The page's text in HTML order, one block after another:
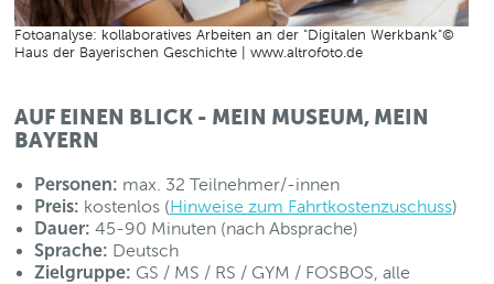
Fotoanalyse: kollaboratives Arbeiten an der "Digitalen Werkbank"©
Haus der Bayerischen Geschichte | www.altrofoto.de
AUF EINEN BLICK - MEIN MUSEUM, MEIN
BAYERN
Personen: max. 32 Teilnehmer/-innen
Preis: kostenlos (Hinweise zum Fahrtkostenzuschuss)
Dauer: 45-90 Minuten (nach Absprache)
Sprache: Deutsch
Zielgruppe: GS / MS / RS / GYM / FOSBOS, alle